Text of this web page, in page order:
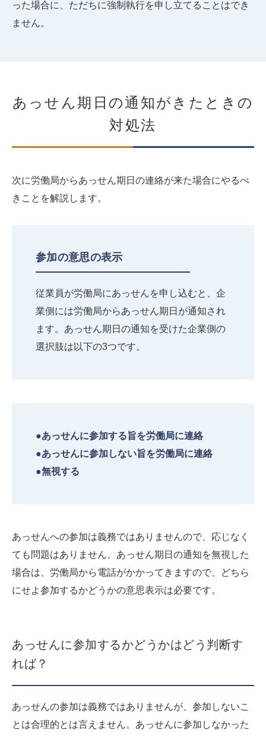
った場合に、ただちに強制執行を申し立てることはでき
ません。
あっせん期日の通知がきたときの
対処法
次に労働局からあっせん期日の連絡が来た場合にやるべ
きことを解説します。
参加の意思の表示
従業員が労働局にあっせんを申し込むと、企
業側には労働局からあっせん期日が通知され
ます。あっせん期日の通知を受けた企業側の
選択肢は以下の3つです。
●あっせんに参加する旨を労働局に連絡
●あっせんに参加しない旨を労働局に連絡
●無視する
あっせんへの参加は義務ではありませんので、応じなく
ても問題はありません。あっせん期日の通知を無視した
場合は、労働局から電話がかかってきますので、どちら
にせよ参加するかどうかの意思表示は必要です。
あっせんに参加するかどうかはどう判断す
れば？
あっせんの参加は義務ではありませんが、参加しないこ
とは合理的とは言えません。あっせんに参加しなかった